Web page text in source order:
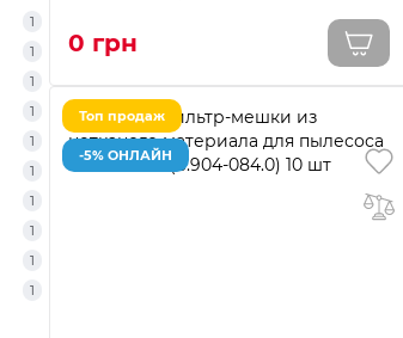
1
1
1
1
1
1
1
1
1
1
0 грн
Топ продаж
-5% ОНЛАЙН